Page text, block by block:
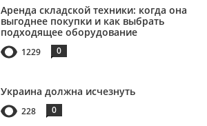
Аренда складской техники: когда она
выгоднее покупки и как выбрать
подходящее оборудование
1229 0
Украина должна исчезнуть
228 0